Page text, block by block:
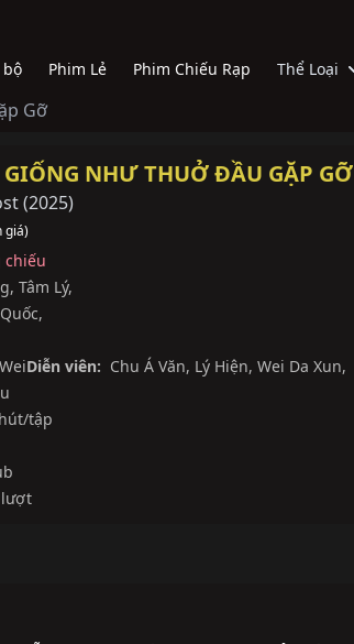
bộ Phim Lẻ Phim Chiếu Rạp Thể Loại
Gỡ
NHƯ THUỞ ĐẦU GẶP GỠ
(2025)
giá)
chiếu
, Tâm Lý,
,
Diễn viên: Chu Á Văn, Lý Hiện, Wei Da Xun,
tập
lượt